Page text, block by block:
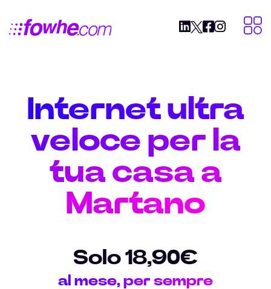
Internet ultra
veloce per la
tua casa a
Martano
Solo 18,90€
al mese, per sempre